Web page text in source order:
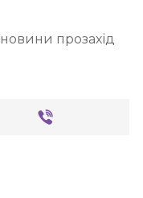
новини прозахід